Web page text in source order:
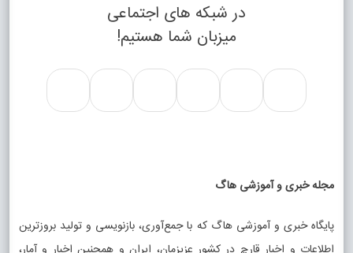
در شبکه های اجتماعی
میزبان شما هستیم!
مجله خبری و آموزشی هاگ
پایگاه خبری و آموزشی هاگ که با جمع‌آوری، بازنویسی و تولید بروزترین